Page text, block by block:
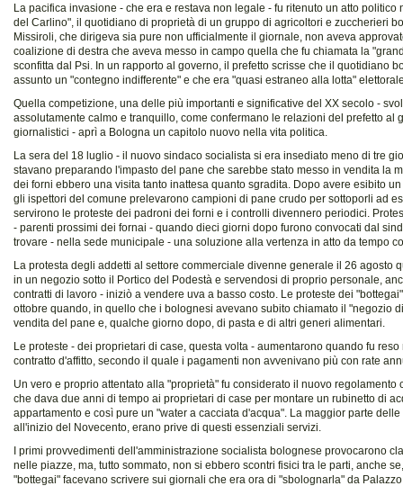
La pacifica invasione - che era e restava non legale - fu ritenuto un atto politico
del Carlino", il quotidiano di proprietà di un gruppo di agricoltori e zuccherieri
Missiroli, che dirigeva sia pure non ufficialmente il giornale, non aveva
coalizione di destra che aveva messo in campo quella che fu chiamata la
sconfitta dal Psi. In un rapporto al governo, il prefetto scrisse che il quotidiano
assunto un "contegno indifferente" e che era "quasi estraneo alla lotta"
Quella competizione, una delle più importanti e significative del XX secolo -
assolutamente calmo e tranquillo, come confermano le relazioni del prefetto al
giornalistici - aprì a Bologna un capitolo nuovo nella vita politica.
La sera del 18 luglio - il nuovo sindaco socialista si era insediato meno di tre
stavano preparando l'impasto del pane che sarebbe stato messo in vendita la
dei forni ebbero una visita tanto inattesa quanto sgradita. Dopo avere esibito
gli ispettori del comune prelevarono campioni di pane crudo per sottoporli ad
servirono le proteste dei padroni dei forni e i controlli divennero periodici.
- parenti prossimi dei fornai - quando dieci giorni dopo furono convocati dal
trovare - nella sede municipale - una soluzione alla vertenza in atto da tempo
La protesta degli addetti al settore commerciale divenne generale il 26 agosto
in un negozio sotto il Portico del Podestà e servendosi di proprio personale,
contratti di lavoro - iniziò a vendere uva a basso costo. Le proteste dei
ottobre quando, in quello che i bolognesi avevano subito chiamato il "negozio
vendita del pane e, qualche giorno dopo, di pasta e di altri generi alimentari.
Le proteste - dei proprietari di case, questa volta - aumentarono quando fu
contratto d'affitto, secondo il quale i pagamenti non avvenivano più con rate
Un vero e proprio attentato alla "proprietà" fu considerato il nuovo regolamento
che dava due anni di tempo ai proprietari di case per montare un rubinetto di
appartamento e così pure un "water a cacciata d'acqua". La maggior parte
all'inizio del Novecento, erano prive di questi essenziali servizi.
I primi provvedimenti dell'amministrazione socialista bolognese provocarono
nelle piazze, ma, tutto sommato, non si ebbero scontri fisici tra le parti, anche
"bottegai" facevano scrivere sui giornali che era ora di "sbolognarla" da